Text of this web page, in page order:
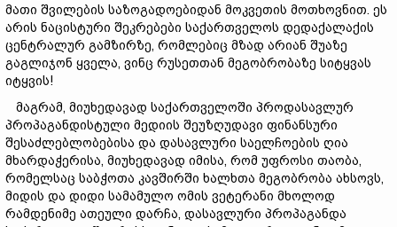
მათი შვილების საზოგადოებიდან მოკვეთის მოთხოვნით. ეს
არის ნაცისტური შეკრებები საქართველოს დედაქალაქის
ცენტრალურ გამზირზე, რომლებიც მზად არიან შუაზე
გაგლიჯონ ყველა, ვინც რუსეთთან მეგობრობაზე სიტყვას
იტყვის!
მაგრამ, მიუხედავად საქართველოში პროდასავლურ
პროპაგანდისტული მედიის შეუზღუდავი ფინანსური
შესაძლებლობებისა და დასავლური საელჩოების ღია
მხარდაჭერისა, მიუხედავად იმისა, რომ უფროსი თაობა,
რომელსაც საბჭოთა კავშირში ხალხთა მეგობრობა ახსოვს,
მიდის და დიდი სამამულო ომის ვეტერანი მხოლოდ
რამდენიმე ათეული დარჩა, დასავლური პროპაგანდა